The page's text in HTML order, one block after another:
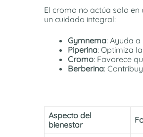
El cromo no actúa solo
un cuidado integral:
Gymnema: Ayuda
Piperina: Optimiza
Cromo: Favorece
Berberina:
Aspecto del
bienestar